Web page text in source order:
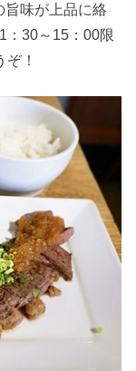
旨味が上品に絡
：30～15：00限
！